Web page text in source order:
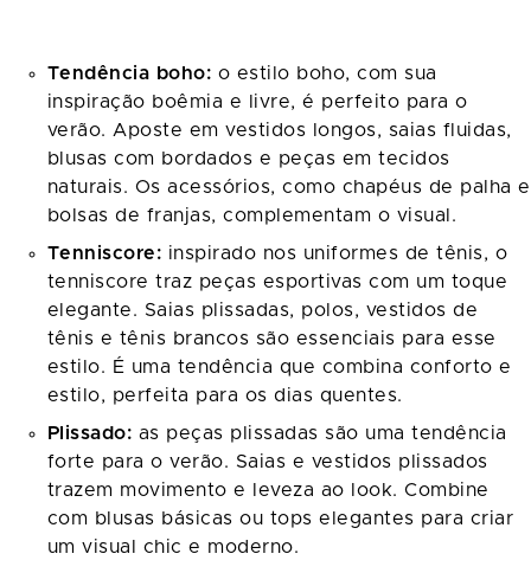
Tendência boho: o estilo boho, com sua
inspiração boêmia e livre, é perfeito para o
verão. Aposte em vestidos longos, saias fluidas,
blusas com bordados e peças em tecidos
naturais. Os acessórios, como chapéus de palha e
bolsas de franjas, complementam o visual.
Tenniscore: inspirado nos uniformes de tênis, o
tenniscore traz peças esportivas com um toque
elegante. Saias plissadas, polos, vestidos de
tênis e tênis brancos são essenciais para esse
estilo. É uma tendência que combina conforto e
estilo, perfeita para os dias quentes.
Plissado: as peças plissadas são uma tendência
forte para o verão. Saias e vestidos plissados
trazem movimento e leveza ao look. Combine
com blusas básicas ou tops elegantes para criar
um visual chic e moderno.